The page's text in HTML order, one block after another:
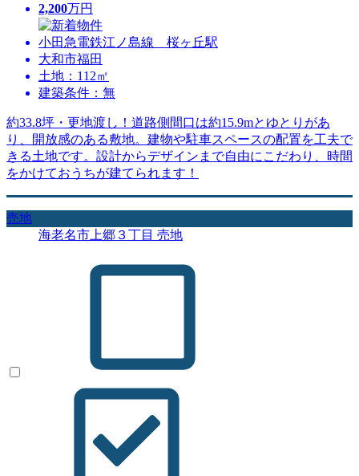
2,200万円
小田急電鉄江ノ島線 桜ヶ丘駅
大和市福田
土地：112㎡
建築条件：無
約33.8坪・更地渡し！道路側間口は約15.9mとゆとりがあ
り、開放感のある敷地。建物や駐車スペースの配置を工夫で
きる土地です。設計からデザインまで自由にこだわり、時間
をかけておうちが建てられます！
売地
海老名市上郷３丁目 売地